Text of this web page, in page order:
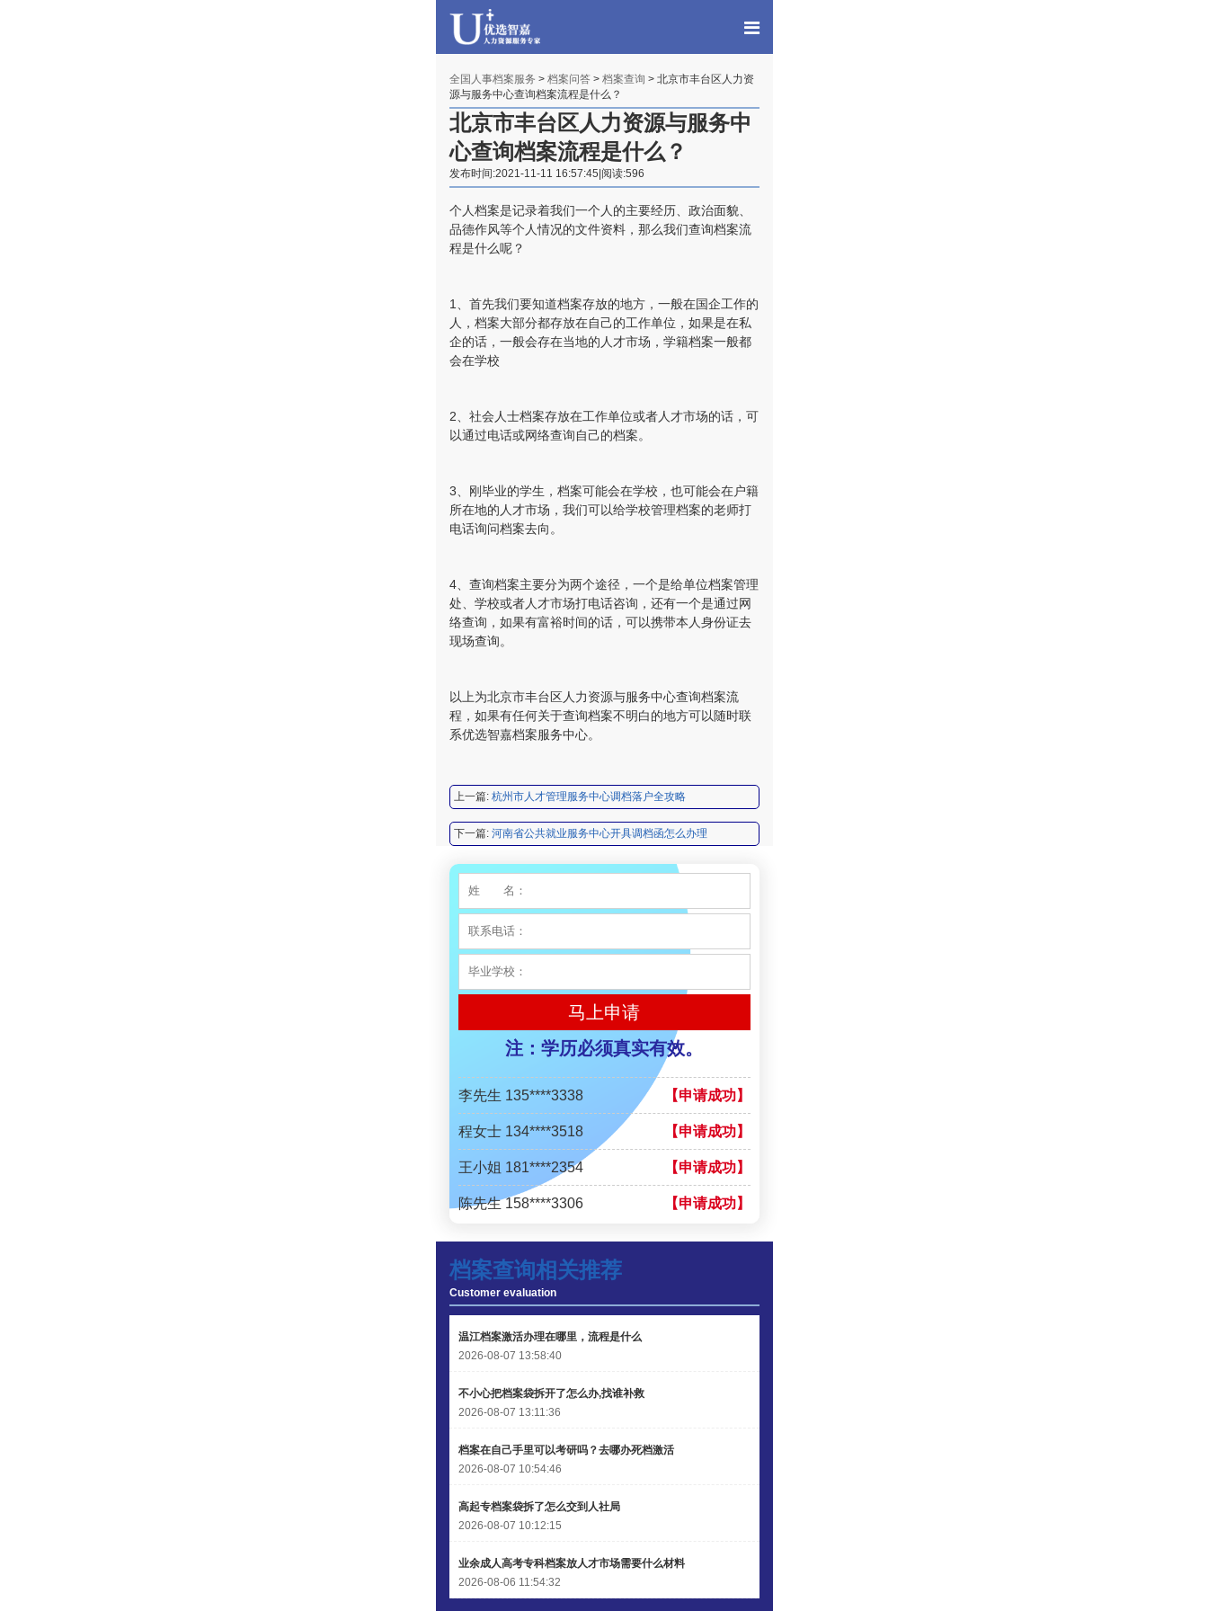
全国人事档案服务 > 档案问答 > 档案查询 > 北京市丰台区人力资
源与服务中心查询档案流程是什么？
北京市丰台区人力资源与服务中
心查询档案流程是什么？
发布时间:2021-11-11 16:57:45|阅读:596
个人档案是记录着我们一个人的主要经历、政治面貌、
品德作风等个人情况的文件资料，那么我们查询档案流
程是什么呢？
1、 首先我们要知道档案存放的地方，一般在国企工作的
人，档案大部分都存放在自己的工作单位，如果是在私
企的话，一般会存在当地的人才市场，学籍档案一般都
会在学校
2、 社会人士档案存放在工作单位或者人才市场的话，可
以通过电话或网络查询自己的档案。
3、 刚毕业的学生，档案可能会在学校，也可能会在户籍
所在地的人才市场，我们可以给学校管理档案的老师打
电话询问档案去向。
4、 查询档案主要分为两个途径，一个是给单位档案管理
处、学校或者人才市场打电话咨询，还有一个是通过网
络查询，如果有富裕时间的话，可以携带本人身份证去
现场查询。
以上为北京市丰台区人力资源与服务中心查询档案流
程，如果有任何关于查询档案不明白的地方可以随时联
系优选智嘉档案服务中心。
上一篇: 杭州市人才管理服务中心调档落户全攻略
下一篇: 河南省公共就业服务中心开具调档函怎么办理
马上申请
注：学历必须真实有效。
王小姐 181****2354 【申请成功】
陈先生 158****3306 【申请成功】
程女士 136****3253 【申请成功】
王小姐 185****2848
李先生 135****3338 【申请成功】
程女士 134****3518 【申请成功】
王小姐 181****2354 【申请成功】
陈先生 158****3306 【申请成功】
李先生 137****1923 【申请成功】
程女士 136****3253
王小姐 185****2848
陈先生 189****1098 【申请成功】
李先生 135****3338 【申请成功】
程女士 134****3518 【申请成功】
王小姐 181****2354 【申请成功】
陈先生 158****3306 【申请成功】
程女士 136****3253
王小姐 185****2848 【申请成功】
陈先生 189****1098
档案查询相关推荐
Customer evaluation
温江档案激活办理在哪里，流程是什么
2026-08-07 13:58:40
不小心把档案袋拆开了怎么办,找谁补救
2026-08-07 13:11:36
档案在自己手里可以考研吗？去哪办死档激活
2026-08-07 10:54:46
高起专档案袋拆了怎么交到人社局
2026-08-07 10:12:15
业余成人高考专科档案放人才市场需要什么材料
2026-08-06 11:54:32